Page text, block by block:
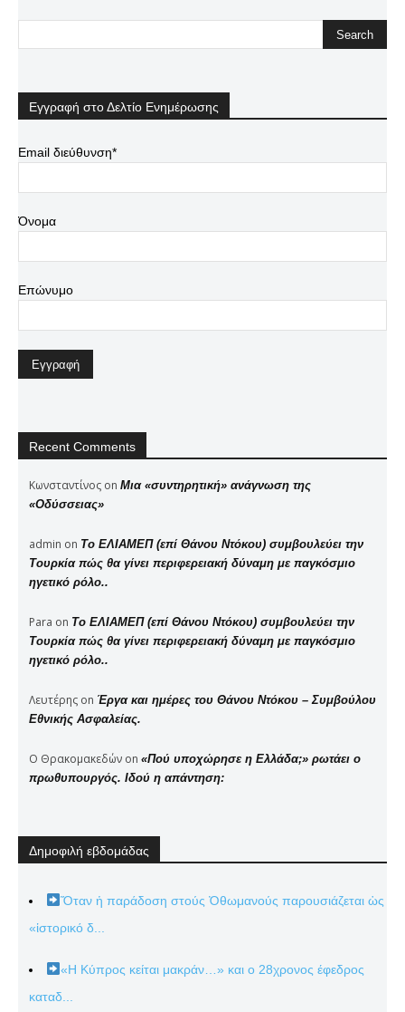
Εγγραφή στο Δελτίο Ενημέρωσης
Email διεύθυνση*
Όνομα
Επώνυμο
Recent Comments
Κωνσταντίνος on Μια «συντηρητική» ανάγνωση της
«Οδύσσειας»
admin on Το ΕΛΙΑΜΕΠ (επί Θάνου Ντόκου) συμβουλεύει την
Τουρκία πώς θα γίνει περιφερειακή δύναμη με παγκόσμιο
ηγετικό ρόλο..
Para on Το ΕΛΙΑΜΕΠ (επί Θάνου Ντόκου) συμβουλεύει την
Τουρκία πώς θα γίνει περιφερειακή δύναμη με παγκόσμιο
ηγετικό ρόλο..
Λευτέρης on Έργα και ημέρες του Θάνου Ντόκου – Συμβούλου
Εθνικής Ασφαλείας.
Ο Θρακομακεδών on «Πού υποχώρησε η Ελλάδα;» ρωτάει ο
πρωθυπουργός. Ιδού η απάντηση:
Δημοφιλή εβδομάδας
Ὅταν ἡ παράδοση στούς Ὀθωμανούς παρουσιάζεται ὡς
«ἱστορικό δ...
«Η Κύπρος κείται μακράν…» και ο 28χρονος έφεδρος
καταδ...